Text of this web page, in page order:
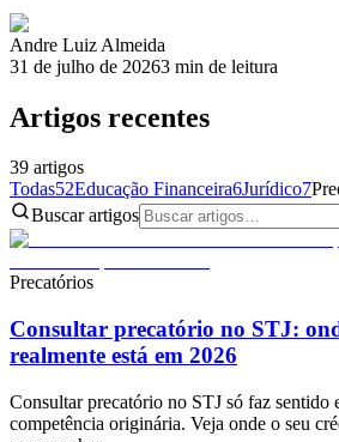
Andre Luiz Almeida
31 de julho de 20263 min de leitura
Artigos recentes
39 artigos
Todas52Educação Financeira6Jurídico7
Buscar artigos
Precatórios
Consultar precatório no STJ:
realmente está em 2026
Consultar precatório no STJ só faz sentido
competência originária. Veja onde o seu